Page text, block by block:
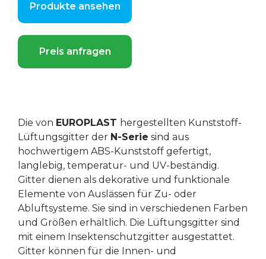
Produkte ansehen
Preis anfragen
Die von EUROPLAST hergestellten Kunststoff-
Lüftungsgitter der N-Serie sind aus
hochwertigem ABS-Kunststoff gefertigt,
langlebig, temperatur- und UV-beständig.
Gitter dienen als dekorative und funktionale
Elemente von Auslässen für Zu- oder
Abluftsysteme. Sie sind in verschiedenen Farben
und Größen erhältlich. Die Lüftungsgitter sind
mit einem Insektenschutzgitter ausgestattet.
Gitter können für die Innen- und